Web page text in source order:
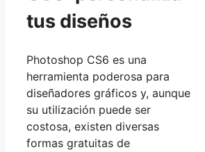
tus diseños
Photoshop CS6 es una
herramienta poderosa para
diseñadores gráficos y, aunque
su utilización puede ser
costosa, existen diversas
formas gratuitas de